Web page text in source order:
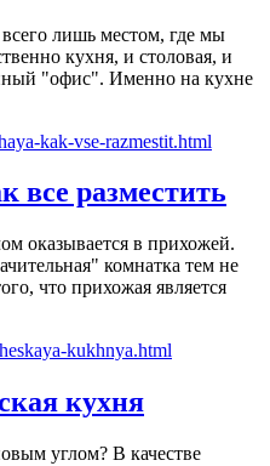
лишь местом, где мы
кухня, и столовая, и
"офис". Именно на кухне
все разместить
оказывается в прихожей.
комнатка тем не
что прихожая является
кухня
углом? В качестве